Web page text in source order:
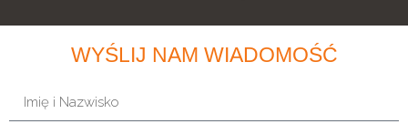
WYŚLIJ NAM WIADOMOŚĆ